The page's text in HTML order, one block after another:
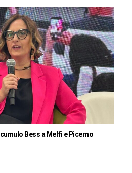
Bess a Melfi e Picerno